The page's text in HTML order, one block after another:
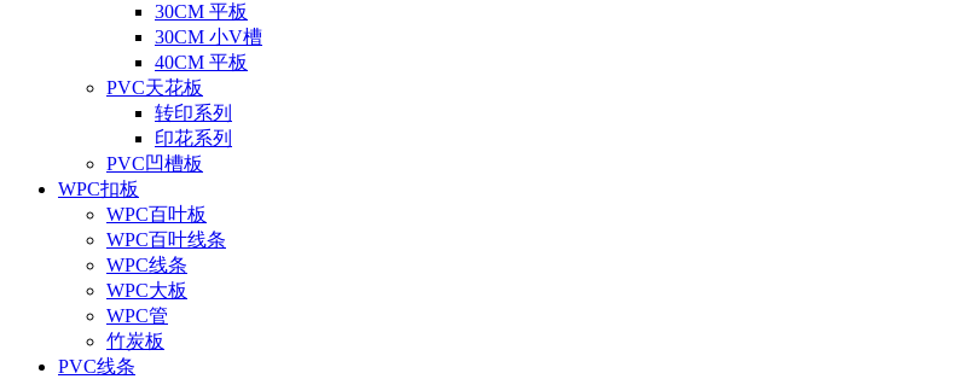
30CM 平板
30CM 小V槽
40CM 平板
PVC天花板
转印系列
印花系列
PVC凹槽板
WPC扣板
WPC百叶板
WPC百叶线条
WPC线条
WPC大板
WPC管
竹炭板
PVC线条